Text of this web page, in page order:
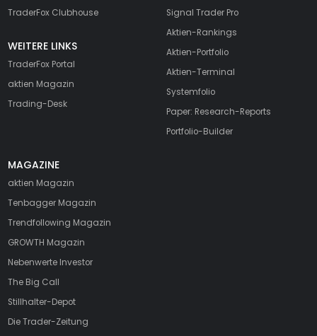
TraderFox Clubhouse
WEITERE LINKS
TraderFox Portal
aktien Magazin
Trading-Desk
Signal Trader Pro
Aktien-Rankings
Aktien-Portfolio
Aktien-Terminal
Systemfolio
Paper: Research-Reports
Portfolio-Builder
MAGAZINE
aktien Magazin
Tenbagger Magazin
Trendfollowing Magazin
GROWTH Magazin
Nebenwerte Investor
The Big Call
Stillhalter-Depot
Die Trader-Zeitung